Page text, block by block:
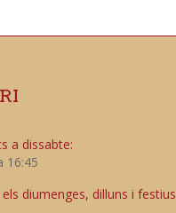
a dissabte:
16:45
diumenges, dilluns i festius